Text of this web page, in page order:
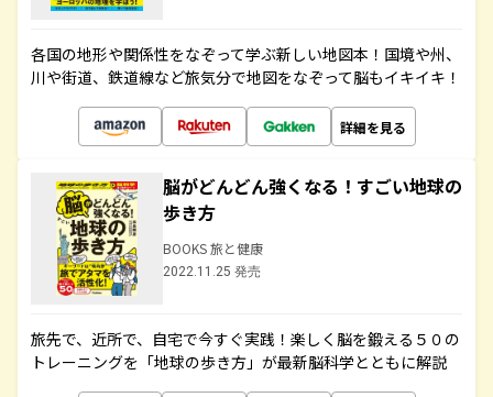
各国の地形や関係性をなぞって学ぶ新しい地図本！国境や州、
川や街道、鉄道線など旅気分で地図をなぞって脳もイキイキ！
詳細を見る
脳がどんどん強くなる！すごい地球の
歩き方
BOOKS 旅と健康
2022.11.25 発売
旅先で、近所で、自宅で今すぐ実践！楽しく脳を鍛える５０の
トレーニングを「地球の歩き方」が最新脳科学とともに解説